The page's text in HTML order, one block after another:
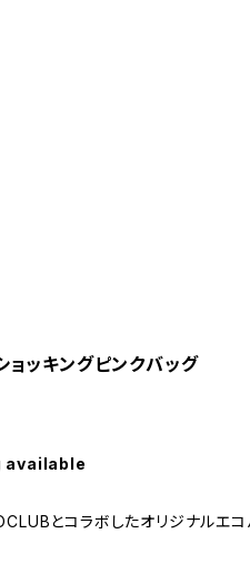
ョッキングピンクバッグ
available
とコラボしたオリジナルエコ